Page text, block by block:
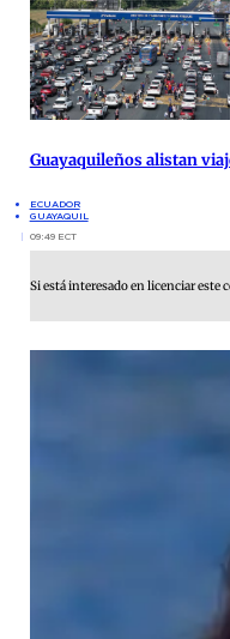
Guayaquileños alistan
ECUADOR
GUAYAQUIL
09:49 ECT
Si está interesado en licenciar este